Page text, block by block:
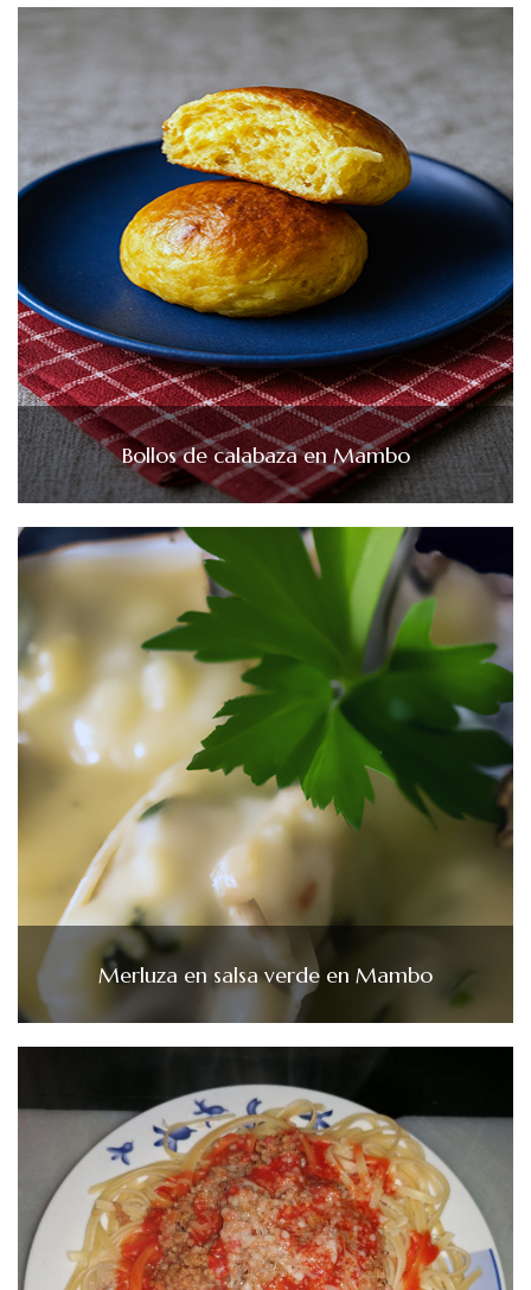
Bollos de calabaza en Mambo
Merluza en salsa verde en Mambo